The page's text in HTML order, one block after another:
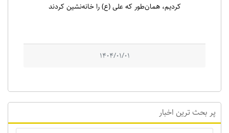
کردیم، همان‌طور که علی (ع) را خانه‌نشین کردند
1404/01/01
پر بحث ترین اخبار